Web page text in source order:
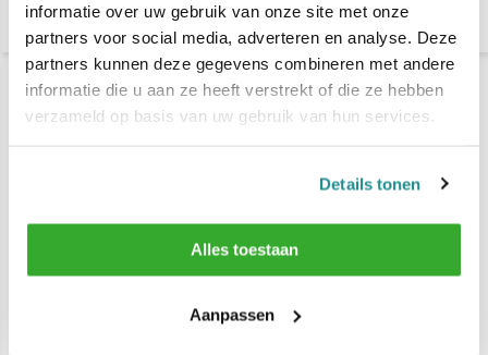
informatie over uw gebruik van onze site met onze
partners voor social media, adverteren en analyse. Deze
partners kunnen deze gegevens combineren met andere
informatie die u aan ze heeft verstrekt of die ze hebben
verzameld op basis van uw gebruik van hun services.
Details tonen
Alles toestaan
Aanpassen
€ 520,30€ 399,- € 290,40
Alteq Acrylaat wasbak
(zwart)